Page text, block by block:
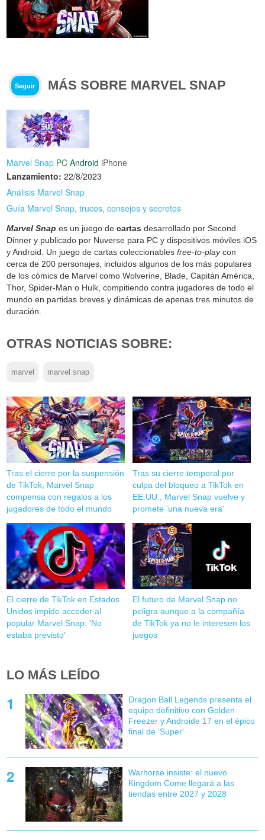
Seguir MÁS SOBRE MARVEL SNAP
Marvel Snap PC Android iPhone
Lanzamiento: 22/8/2023
Análisis Marvel Snap
Guía Marvel Snap, trucos, consejos y secretos
Marvel Snap es un juego decartas desarrollado por Second
Dinner y publicado por Nuverse para PC y dispositivos móviles iOS
y Android. Un juego de cartas coleccionablesfree-to-playcon
cerca de 200 personajes, incluidos algunos de los más populares
de los cómics de Marvel como Wolverine, Blade, Capitán América,
Thor, Spider-Man o Hulk, compitiendo contra jugadores de todo el
mundo en partidas breves y dinámicas de apenas tres minutos de
duración.
OTRAS NOTICIAS SOBRE:
marvel marvel snap
Tras el cierre por la suspensión
de TikTok, Marvel Snap
compensa con regalos a los
jugadores de todo el mundo
Tras su cierre temporal por
culpa del bloqueo a TikTok en
EE.UU., Marvel Snap vuelve y
promete 'una nueva era'
El cierre de TikTok en Estados
Unidos impide acceder al
popular Marvel Snap: 'No
estaba previsto'
El futuro de Marvel Snap no
peligra aunque a la compañía
de TikTok ya no le interesen los
juegos
LO MÁS LEÍDO
Dragon Ball Legends presenta el
equipo definitivo con Golden
Freezer y Androide 17 en el épico
final de 'Super'
Warhorse insiste: el nuevo
Kingdom Come llegará a las
tiendas entre 2027 y 2028